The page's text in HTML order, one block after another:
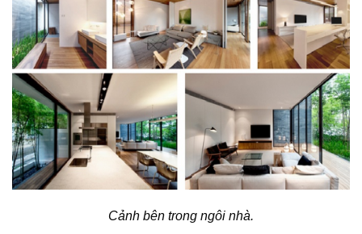
Cảnh bên trong ngôi nhà.